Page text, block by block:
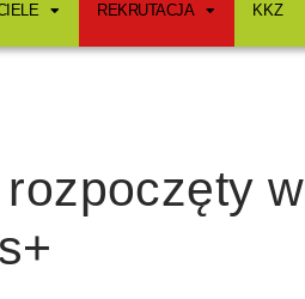
REKRUTACJA KKZ
w